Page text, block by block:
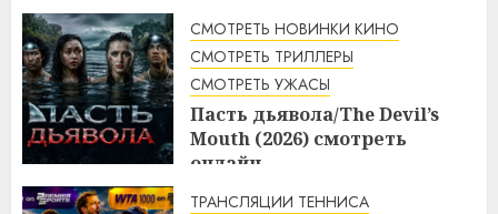
СМОТРЕТЬ НОВИНКИ КИНО
СМОТРЕТЬ ТРИЛЛЕРЫ
СМОТРЕТЬ УЖАСЫ
Пасть дьявола/The Devil’s
Mouth (2026) смотреть
онлайн
21:17 06.08.2026
ТРАНСЛЯЦИИ ТЕННИСА